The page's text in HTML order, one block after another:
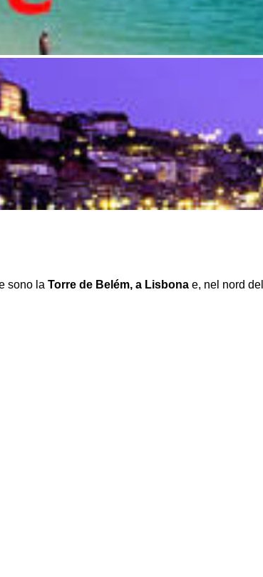
sono la Torre de Belém, a Lisbona e, nel nord